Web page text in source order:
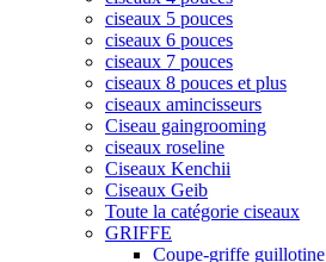
ciseaux 5 pouces
ciseaux 6 pouces
ciseaux 7 pouces
ciseaux 8 pouces et plus
ciseaux amincisseurs
Ciseau gaingrooming
ciseaux roseline
Ciseaux Kenchii
Ciseaux Geib
Toute la catégorie ciseaux
GRIFFE
Coupe-griffe guillotine